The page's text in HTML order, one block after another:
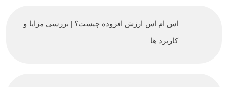
اس ام اس ارزش افزوده چیست؟ | بررسی مزایا و
کاربرد ها